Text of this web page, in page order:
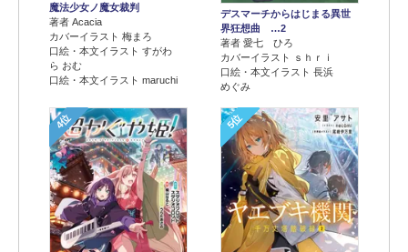
魔法少女ノ魔女裁判
著者 Acacia
カバーイラスト 梅まろ
口絵・本文イラスト すがわ
ら おむ
口絵・本文イラスト maruchi
デスマーチからはじまる異世
界狂想曲 …2
著者 愛七 ひろ
カバーイラスト ｓｈｒｉ
口絵・本文イラスト 長浜
めぐみ
4位 5位